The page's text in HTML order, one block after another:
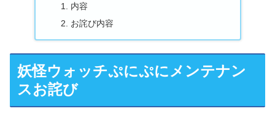
内容
お詫び内容
妖怪ウォッチぷにぷにメンテナン
スお詫び